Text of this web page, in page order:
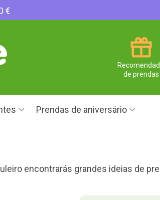
€
de prendas
Prendas de aniversário
encontrarás grandes ideias de